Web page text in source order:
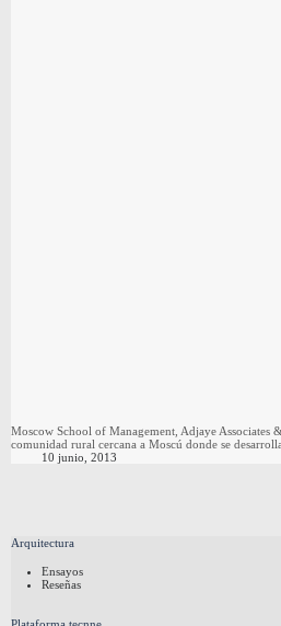
Moscow School of Management, Adjaye
comunidad rural cercana a Moscú donde se
10 junio, 2013
Arquitectura
Ensayos
Reseñas